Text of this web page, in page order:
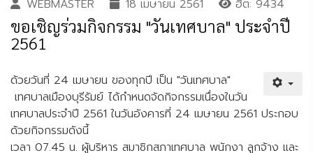
WEBMASTER 18 เมษายน 2561 ฮิต: 9434
ขอเชิญร่วมกิจกรรม "วันเทศบาล" ประจำปี
2561
ด้วยวันที่ 24 เมษายน ของทุกปี เป็น "วันเทศบาล"
เทศบาลเมืองบุรีรัมย์ ได้กำหนดจัดกิจกรรมเนื่องในวัน
เทศบาลประจำปี 2561 ในวันอังคารที่ 24 เมษายน 2561 ประกอบ
ด้วยกิจกรรมดังนี้
เวลา 07.45 น. ผู้บริหาร สมาชิกสภาเทศบาล พนักงา ลูกจ้าง และ